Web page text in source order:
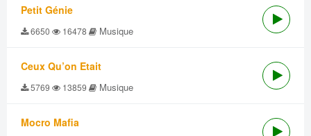
Petit Génie
6650 16478 Musique
Ceux Qu’on Etait
5769 13859 Musique
Mocro Mafia